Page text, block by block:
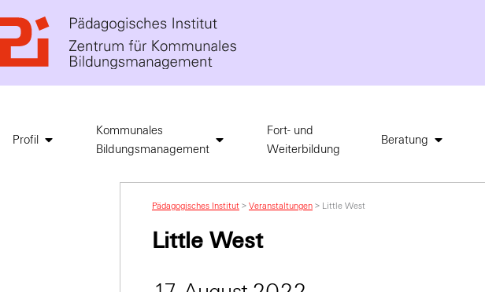
Profil
Kommunales
Bildungsmanagement
Fort- und
Weiterbildung
Beratung
Pädagogisches Institut > Veranstaltungen > Little West
Little West